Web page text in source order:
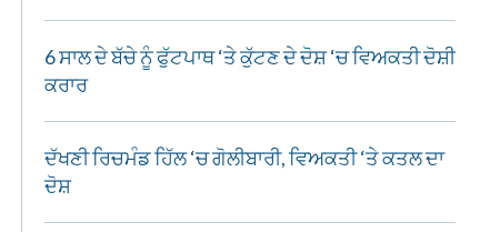
6 ਸਾਲ ਦੇ ਬੱਚੇ ਨੂੰ ਫੁੱਟਪਾਥ ‘ਤੇ ਕੁੱਟਣ ਦੇ ਦੋਸ਼ ‘ਚ ਵਿਅਕਤੀ ਦੋਸ਼ੀ
ਕਰਾਰ
ਦੱਖਣੀ ਰਿਚਮੰਡ ਹਿੱਲ ‘ਚ ਗੋਲੀਬਾਰੀ, ਵਿਅਕਤੀ ‘ਤੇ ਕਤਲ ਦਾ
ਦੋਸ਼